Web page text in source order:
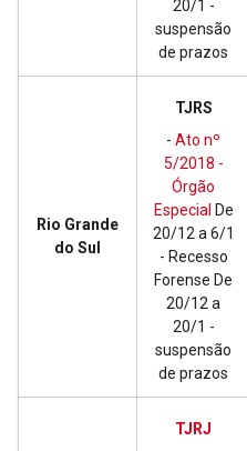
20/1 -
suspensão
de prazos
Rio Grande
do Sul
TJRS
- Ato nº
5/2018 -
Órgão
Especial De
20/12 a 6/1
- Recesso
Forense De
20/12 a
20/1 -
suspensão
de prazos
TJRJ